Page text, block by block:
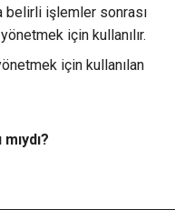
belirli işlemler sonrası
için kullanılır.
için kullanılan